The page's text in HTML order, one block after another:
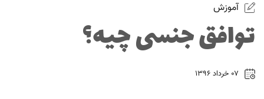
آموزش
توافق جنسی چیه؟
۰۷ خرداد ۱۳۹۶